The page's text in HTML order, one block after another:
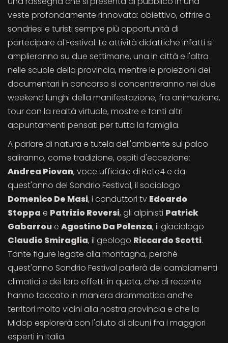
veste profondamente rinnovata: obiettivo, offrire a
sondriesi e turisti sempre più opportunità di
partecipare al Festival. Le attività didattiche infatti si
amplieranno su due settimane, una in città e l'altra
nelle scuole della provincia, mentre le proiezioni dei
documentari in concorso si concentreranno nei due
weekend lunghi della manifestazione, fra animazione,
tour con la realtà virtuale, mostre e tanti altri
appuntamenti pensati per tutta la famiglia.
A parlare di natura e tutela dell'ambiente sul palco
saliranno, come tradizione, ospiti d'eccezione:
Andrea Piovan, voce ufficiale di Rete4 e da
quest'anno del Sondrio Festival, il sociologo
Domenico De Masi, i conduttori tv Edoardo
Stoppa e Patrizio Roversi, gli alpinisti Patrick
Gabarroue Agostino Da Polenza, il glaciologo
Claudio Smiraglia, il geologo Riccardo Scotti.
Tante figure legate alla montagna, perché
quest'anno Sondrio Festival parlerà dei cambiamenti
climatici e dei loro effetti in quota, che di recente
hanno toccato in maniera drammatica anche
territori molto vicini alla nostra provincia e che la
Midop esplorerà con l'aiuto di alcuni fra i maggiori
esperti in Italia.